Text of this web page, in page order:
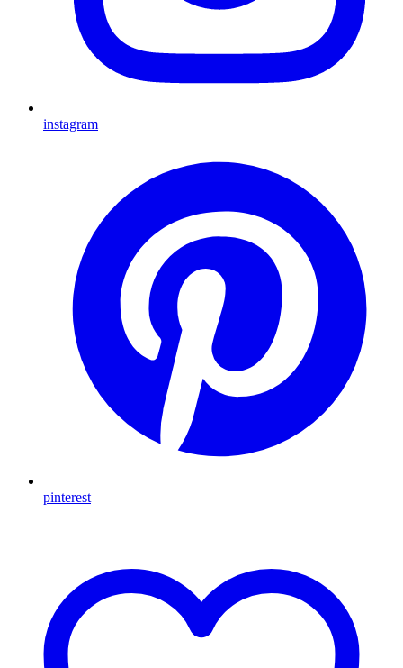
instagram
pinterest